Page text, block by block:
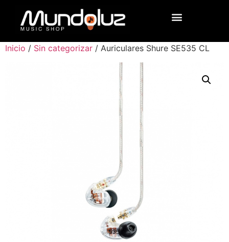
Inicio / Sin categorizar / Auriculares Shure SE535 CL